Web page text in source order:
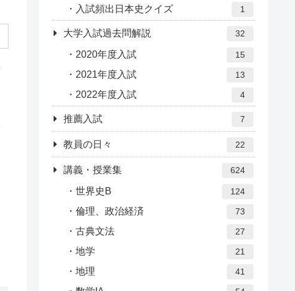
入試頻出日本史クイズ 1
大学入試過去問解説 32
2020年度入試 15
2021年度入試 13
2022年度入試 4
推薦入試 7
教員の日々 22
講義・授業集 624
世界史B 124
倫理、政治経済 73
古典文法 27
地学 21
地理 41